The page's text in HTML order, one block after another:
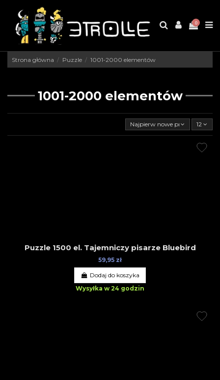
0
Strona główna Puzzle 1001-2000 elementów
1001-2000 elementów
Najpierw nowe produkty12
Puzzle 1500 el. Tajemniczy pisarze Bluebird
59,95 zł
Dodaj do koszyka
Wysyłka w 24 godzin